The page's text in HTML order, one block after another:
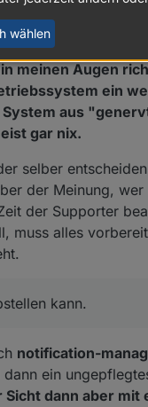
dass im bei
es wird geholfen.
einem sehr hohen
meinen Augen
ein
aus
gar nix.
selber
der Meinung,
der Supporter
muss alles
kann.
notification-
ein
Sicht dann aber mit
wählen